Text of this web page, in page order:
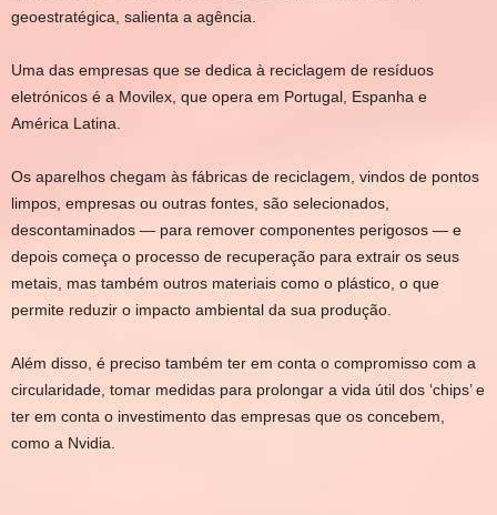
geoestratégica, salienta a agência.
Uma das empresas que se dedica à reciclagem de resíduos
eletrónicos é a Movilex, que opera em Portugal, Espanha e
América Latina.
Os aparelhos chegam às fábricas de reciclagem, vindos de pontos
limpos, empresas ou outras fontes, são selecionados,
descontaminados — para remover componentes perigosos — e
depois começa o processo de recuperação para extrair os seus
metais, mas também outros materiais como o plástico, o que
permite reduzir o impacto ambiental da sua produção.
Além disso, é preciso também ter em conta o compromisso com a
circularidade, tomar medidas para prolongar a vida útil dos ‘chips’ e
ter em conta o investimento das empresas que os concebem,
como a Nvidia.